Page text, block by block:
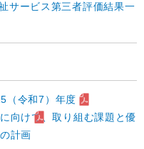
サービス第三者評価結果一
（令和7）年度
向けて、取り組む課題と優
計画